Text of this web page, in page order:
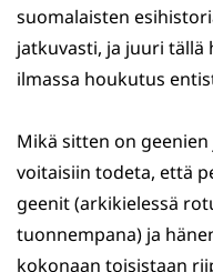
suomalaisten
jatkuvasti, ja juuri tällä
ilmassa houkutus
Mikä sitten on
voitaisiin todeta, että
geenit (arkikielessä
tuonnempana) ja
kokonaan toisistaan